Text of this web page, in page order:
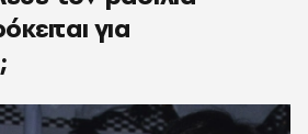
για